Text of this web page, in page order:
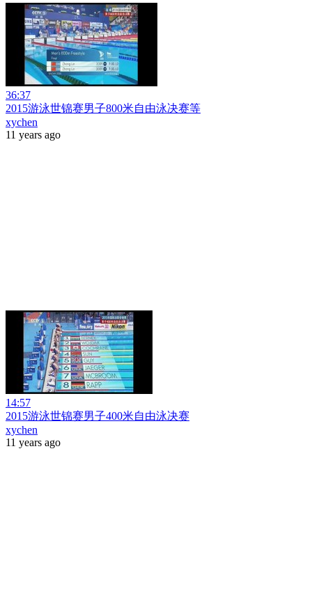
36:37
2015游泳世锦赛男子800米自由泳决赛等
xychen
11 years ago
14:57
2015游泳世锦赛男子400米自由泳决赛
xychen
11 years ago